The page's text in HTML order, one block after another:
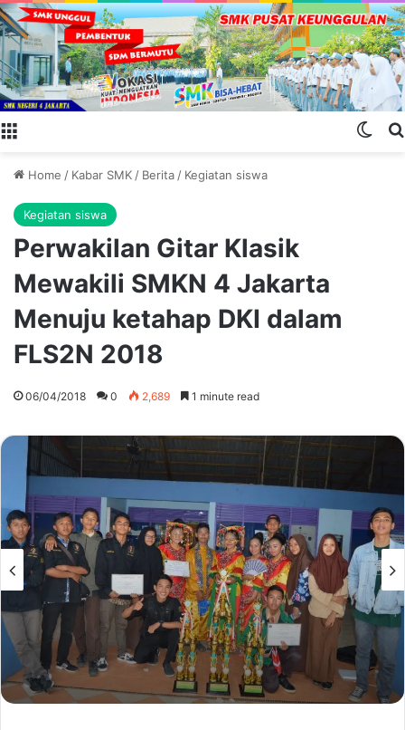
Home / Kabar SMK / Berita / Kegiatan siswa
Kegiatan siswa
Perwakilan Gitar Klasik
Mewakili SMKN 4 Jakarta
Menuju ketahap DKI dalam
FLS2N 2018
06/04/2018 0 2,689 1 minute read